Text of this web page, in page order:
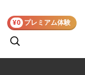
検
¥0 プレミアム体験